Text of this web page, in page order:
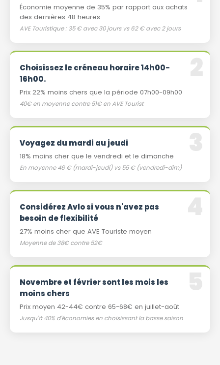
Économie moyenne de 35% par rapport aux achats
des dernières 48 heures
AVE Touristique : 35 € avec 30 jours vs 62 € avec 2 jours
Choisissez le créneau horaire 14h00-
16h00.
Prix ​​22% moins chers que la période 07h00-09h00
40€ en moyenne contre 51€ en AVE Tourist
Voyagez du mardi au jeudi
18% moins cher que le vendredi et le dimanche
En moyenne 46 € (mardi-jeudi) vs 55 € (vendredi-dim)
Considérez Avlo si vous n'avez pas
besoin de flexibilité
27% moins cher que AVE Touriste moyen
Moyenne de 38€ contre 52€
Novembre et février sont les mois les
moins chers
Prix ​​moyen 42-44€ contre 65-68€ en juillet-août
Jusqu'à 40% d'économies en choisissant la basse saison